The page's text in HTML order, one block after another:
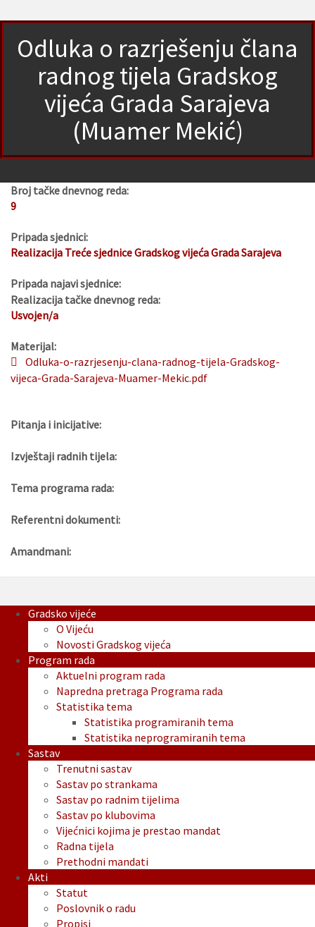
Odluka o razrješenju člana
radnog tijela Gradskog
vijeća Grada Sarajeva
(Muamer Mekić)
Broj tačke dnevnog reda:
9
Pripada sjednici:
Realizacija Treće sjednice Gradskog vijeća Grada Sarajeva
Pripada najavi sjednice:
Realizacija tačke dnevnog reda:
Usvojen/a
Materijal:
Odluka-o-razrjesenju-clana-radnog-tijela-Gradskog-
vijeca-Grada-Sarajeva-Muamer-Mekic.pdf
Pitanja i inicijative:
Izvještaji radnih tijela:
Tema programa rada:
Referentni dokumenti:
Amandmani:
Gradsko vijeće
O Vijeću
Novosti Gradskog vijeća
Program rada
Aktuelni program rada
Napredna pretraga Programa rada
Statistika tema
Statistika programiranih tema
Statistika neprogramiranih tema
Sastav
Trenutni sastav
Sastav po strankama
Sastav po radnim tijelima
Sastav po klubovima
Vijećnici kojima je prestao mandat
Radna tijela
Prethodni mandati
Akti
Statut
Poslovnik o radu
Propisi